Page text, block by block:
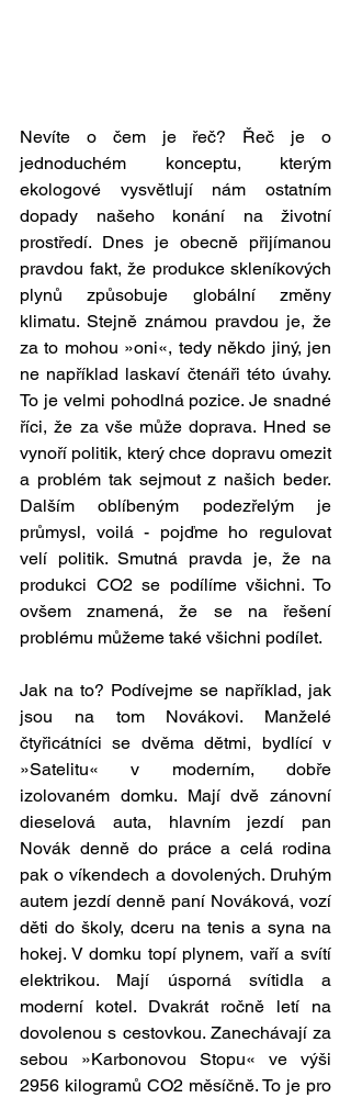
Nevíte o čem je řeč? Řeč je o
jednoduchém konceptu, kterým
ekologové vysvětlují nám ostatním
dopady našeho konání na životní
prostředí. Dnes je obecně přijímanou
pravdou fakt, že produkce skleníkových
plynů způsobuje globální změny
klimatu. Stejně známou pravdou je, že
za to mohou »oni«, tedy někdo jiný, jen
ne například laskaví čtenáři této úvahy.
To je velmi pohodlná pozice. Je snadné
říci, že za vše může doprava. Hned se
vynoří politik, který chce dopravu omezit
a problém tak sejmout z našich beder.
Dalším oblíbeným podezřelým je
průmysl, voilá - pojďme ho regulovat
velí politik. Smutná pravda je, že na
produkci CO2 se podílíme všichni. To
ovšem znamená, že se na řešení
problému můžeme také všichni podílet.
Jak na to? Podívejme se například, jak
jsou na tom Novákovi. Manželé
čtyřicátníci se dvěma dětmi, bydlící v
»Satelitu« v moderním, dobře
izolovaném domku. Mají dvě zánovní
dieselová auta, hlavním jezdí pan
Novák denně do práce a celá rodina
pak o víkendech a dovolených. Druhým
autem jezdí denně paní Nováková, vozí
děti do školy, dceru na tenis a syna na
hokej. V domku topí plynem, vaří a svítí
elektrikou. Mají úsporná svítidla a
moderní kotel. Dvakrát ročně letí na
dovolenou s cestovkou. Zanechávají za
sebou »Karbonovou Stopu« ve výši
2956 kilogramů CO2 měsíčně. To je pro